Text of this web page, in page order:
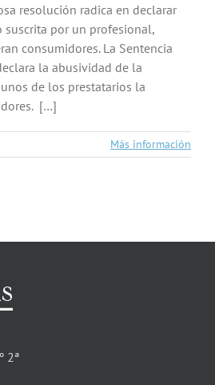
resolución radica en declarar
por un profesional,
consumidores. La Sentencia
la abusividad de la
de los prestatarios la
[…]
Más información
2ª